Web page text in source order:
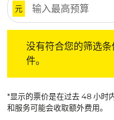
元
没有符合您的筛选
件。
*显示的票价是在过去 48 小时
和服务可能会收取额外费用。